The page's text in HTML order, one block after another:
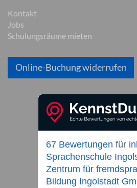
Kontakt
Jobs
Schulungsräume mieten
Online-Buchung widerrufen
67 Bewertungen für
Sprachenschule
Zentrum für
Bildung Ingolstadt